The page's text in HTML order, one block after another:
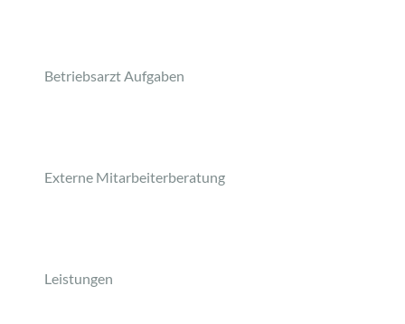
Betriebsarzt Aufgaben
Externe Mitarbeiterberatung
Leistungen